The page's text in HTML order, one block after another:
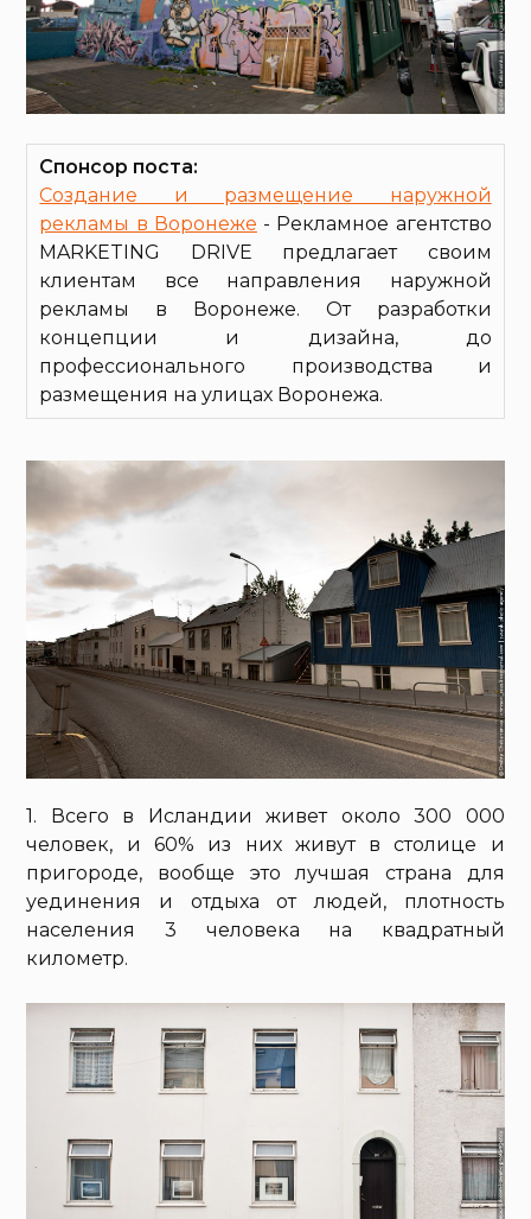
Спонсор поста:
Создание и размещение наружной
рекламы в Воронеже - Рекламное агентство
MARKETING DRIVE предлагает своим
клиентам все направления наружной
рекламы в Воронеже. От разработки
концепции и дизайна, до
профессионального производства и
размещения на улицах Воронежа.
1. Всего в Исландии живет около 300 000
человек, и 60% из них живут в столице и
пригороде, вообще это лучшая страна для
уединения и отдыха от людей, плотность
населения 3 человека на квадратный
километр.